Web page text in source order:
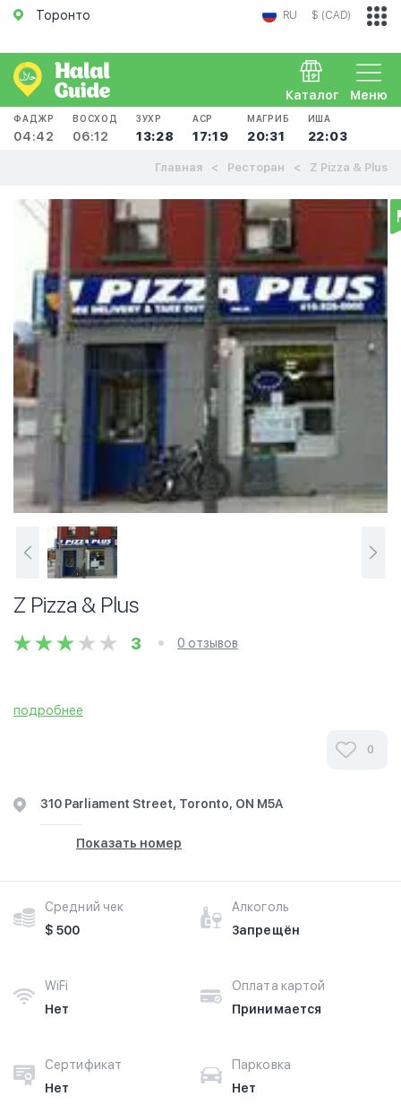
Торонто RU $ (CAD)
Меню
Каталог
ФАДЖР
04:42
ВОСХОД
06:12
ЗУХР
13:28
АСР
17:19
МАГРИБ
20:31
ИША
22:03
Главная Ресторан Z Pizza & Plus
Z Pizza & Plus
3 0 отзывов
подробнее
0
310 Parliament Street, Toronto, ON M5A
Показать номер
Средний чек
$ 500
Алкоголь
Запрещён
WiFi
Нет
Оплата картой
Принимается
Сертификат
Нет
Парковка
Нет